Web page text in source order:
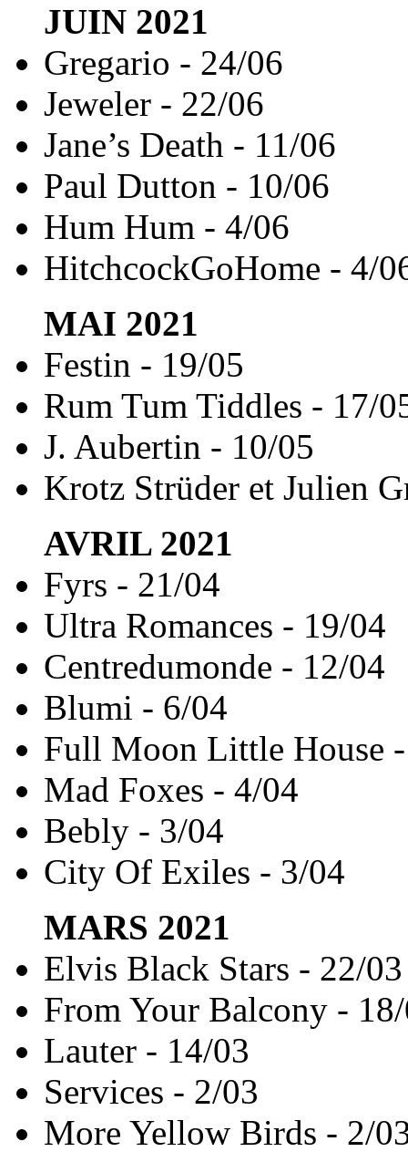
JUIN 2021
Gregario - 24/06
Jeweler - 22/06
Jane’s Death - 11/06
Paul Dutton - 10/06
Hum Hum - 4/06
HitchcockGoHome - 4/
MAI 2021
Festin - 19/05
Rum Tum Tiddles - 17/
J. Aubertin - 10/05
Krotz Strüder et Julien
AVRIL2021
Fyrs - 21/04
Ultra Romances - 19/04
Centredumonde - 12/04
Blumi - 6/04
Full Moon Little House
Mad Foxes - 4/04
Bebly - 3/04
City Of Exiles - 3/04
MARS 2021
Elvis Black Stars - 22/03
From Your Balcony -
Lauter - 14/03
Services - 2/03
More Yellow Birds - 2/